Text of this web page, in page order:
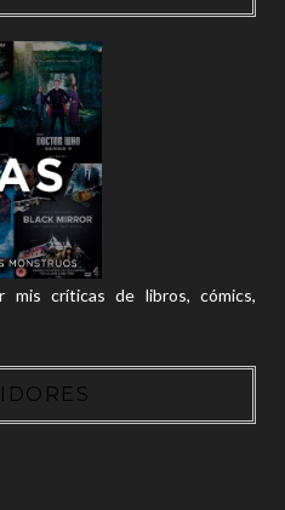
mis críticas de libros, cómics,